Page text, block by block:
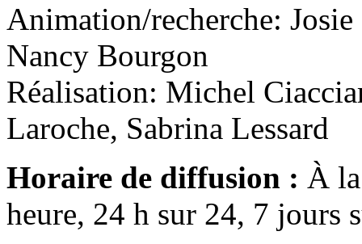
Animation/recherche:
Nancy Bourgon
Réalisation: Michel
Laroche, Sabrina Lessard
Horaire de diffusion : À
heure, 24 h sur 24, 7 jours